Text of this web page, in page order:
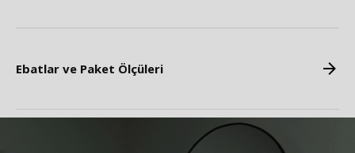
Ebatlar ve Paket Ölçüleri